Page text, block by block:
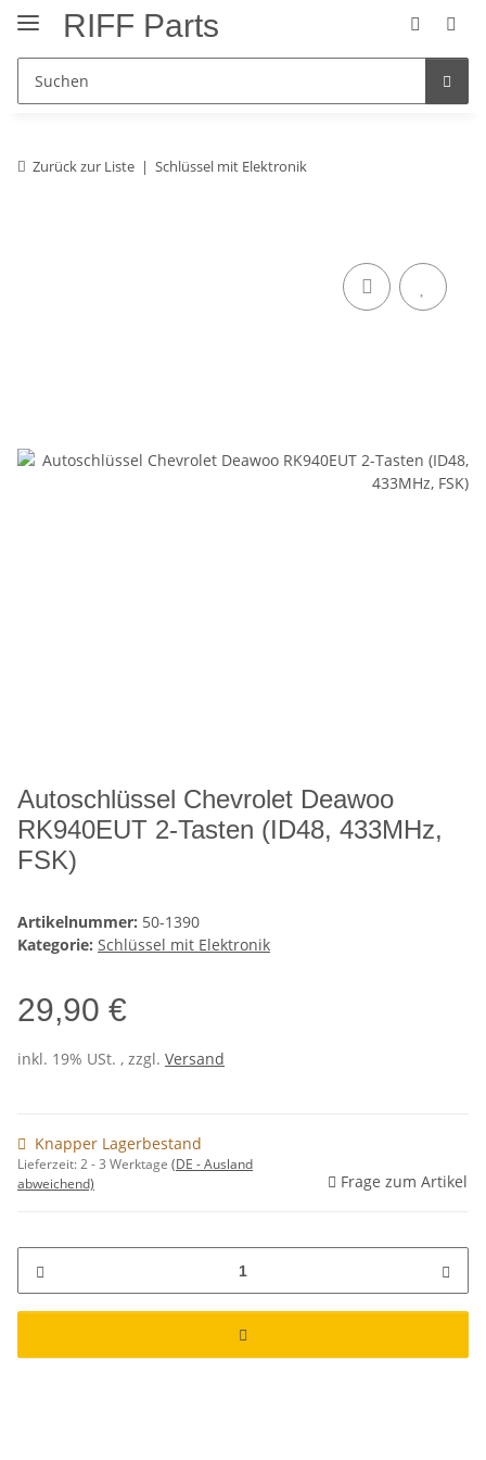
RIFF Parts
Zurück zur Liste Schlüssel mit Elektronik
Autoschlüssel Chevrolet Deawoo
RK940EUT 2-Tasten (ID48, 433MHz,
FSK)
Artikelnummer: 50-1390
Kategorie: Schlüssel mit Elektronik
29,90 €
inkl. 19% USt. , zzgl. Versand
Knapper Lagerbestand
Lieferzeit:2 - 3 Werktage (DE - Ausland
abweichend)
Frage zum Artikel